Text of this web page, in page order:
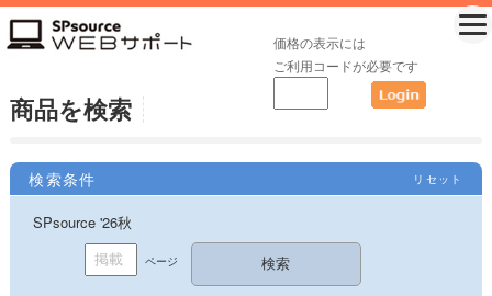
価格の表示には
ご利用コードが必要です
商品を検索
検索条件 リセット
SPsource '26秋
ページ